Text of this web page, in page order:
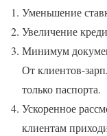
Уменьшение
Увеличение
Минимум
От клиентов-
только паспорта.
Ускоренное
клиентам